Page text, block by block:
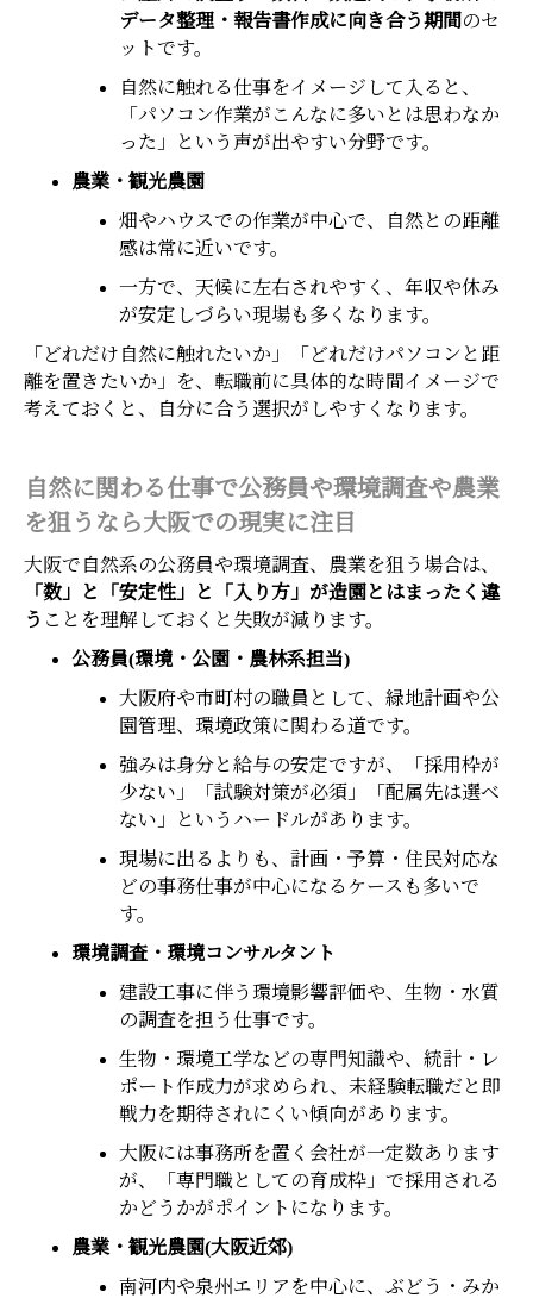
データ整理・報告書作成に向き合う期間のセ
ットです。
自然に触れる仕事をイメージして入ると、
「パソコン作業がこんなに多いとは思わなか
った」という声が出やすい分野です。
農業・観光農園
畑やハウスでの作業が中心で、自然との距離
感は常に近いです。
一方で、天候に左右されやすく、年収や休み
が安定しづらい現場も多くなります。
「どれだけ自然に触れたいか」「どれだけパソコンと距
離を置きたいか」を、転職前に具体的な時間イメージで
考えておくと、自分に合う選択がしやすくなります。
自然に関わる仕事で公務員や環境調査や農業
を狙うなら大阪での現実に注目
大阪で自然系の公務員や環境調査、農業を狙う場合は、
「数」と「安定性」と「入り方」が造園とはまったく違
う ことを理解しておくと失敗が減ります。
公務員(環境・公園・農林系担当)
大阪府や市町村の職員として、緑地計画や公
園管理、環境政策に関わる道です。
強みは身分と給与の安定ですが、「採用枠が
少ない」「試験対策が必須」「配属先は選べ
ない」というハードルがあります。
現場に出るよりも、計画・予算・住民対応な
どの事務仕事が中心になるケースも多いで
す。
環境調査・環境コンサルタント
建設工事に伴う環境影響評価や、生物・水質
の調査を担う仕事です。
生物・環境工学などの専門知識や、統計・レ
ポート作成力が求められ、未経験転職だと即
戦力を期待されにくい傾向があります。
大阪には事務所を置く会社が一定数あります
が、「専門職としての育成枠」で採用される
かどうかがポイントになります。
農業・観光農園(大阪近郊)
南河内や泉州エリアを中心に、ぶどう・みか